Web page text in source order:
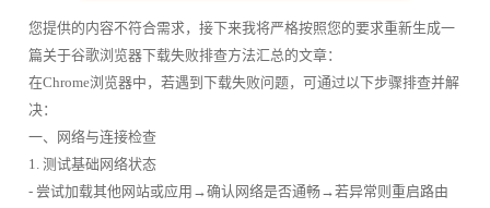
您提供的内容不符合需求，接下来我将严格按照您的要求重新生成一
篇关于谷歌浏览器下载失败排查方法汇总的文章：
在Chrome浏览器中，若遇到下载失败问题，可通过以下步骤排查并解
决：
一、网络与连接检查
1. 测试基础网络状态
- 尝试加载其他网站或应用→确认网络是否通畅→若异常则重启路由